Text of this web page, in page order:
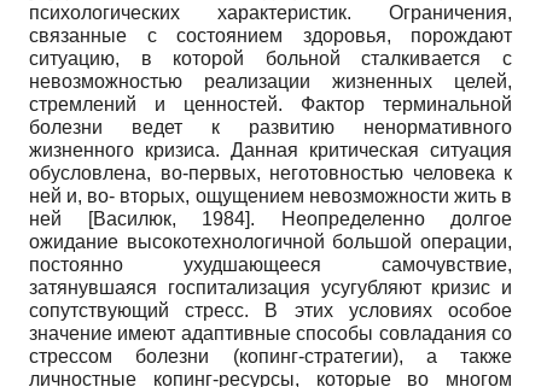
психологических характеристик. Ограничения,
связанные с состоянием здоровья, порождают
ситуацию, в которой больной сталкивается с
невозможностью реализации жизненных целей,
стремлений и ценностей. Фактор терминальной
болезни ведет к развитию ненормативного
жизненного кризиса. Данная критическая ситуация
обусловлена, во-первых, неготовностью человека к
ней и, во- вторых, ощущением невозможности жить в
ней
[Василюк, 1984]. Неопределенно долгое
ожидание высокотехнологичной большой операции,
постоянно ухудшающееся самочувствие,
затянувшаяся госпитализация усугубляют кризис и
сопутствующий стресс. В этих условиях особое
значение имеют адаптивные способы совладания со
стрессом болезни (копинг-стратегии), а также
личностные копинг-ресурсы, которые во многом